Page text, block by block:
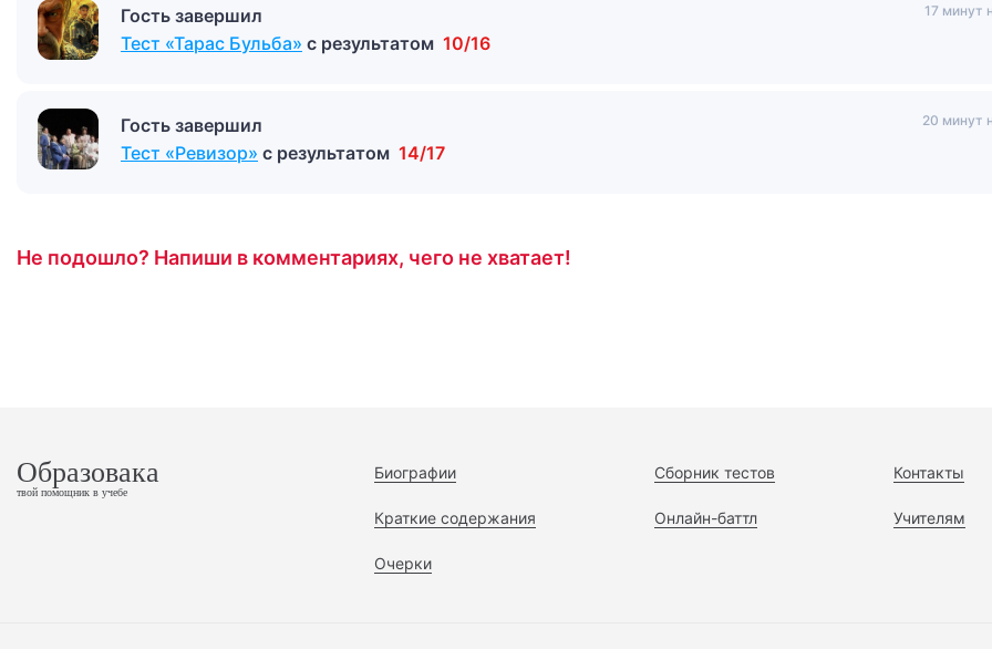
Гость завершил
Тест «Тарас Бульба» с результатом 10/16
17 минут
Гость завершил
Тест «Ревизор» с результатом 14/17
20 минут
Не подошло? Напиши в комментариях, чего не хватает!
Образовака
твой помощник в учебе
Биографии
Краткие содержания
Очерки
Сборник тестов
Онлайн-баттл
Контакты
Учителям